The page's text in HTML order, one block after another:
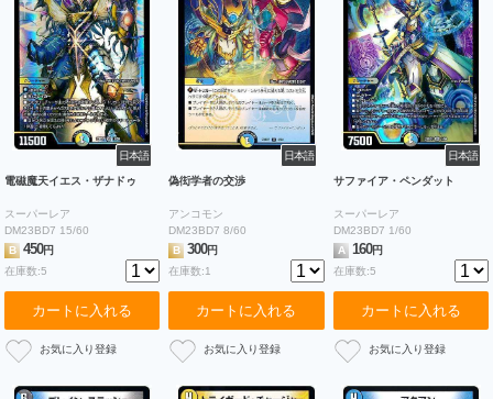
日本語
電磁魔天イエス・ザナドゥ
スーパーレア
DM23BD7 15/60
B
450円
在庫数:5
カートに入れる
日本語
偽衒学者の交渉
アンコモン
DM23BD7 8/60
B
300円
在庫数:1
カートに入れる
日本語
サファイア・ペンダット
スーパーレア
DM23BD7 1/60
A 160円
在庫数:5
カートに入れる